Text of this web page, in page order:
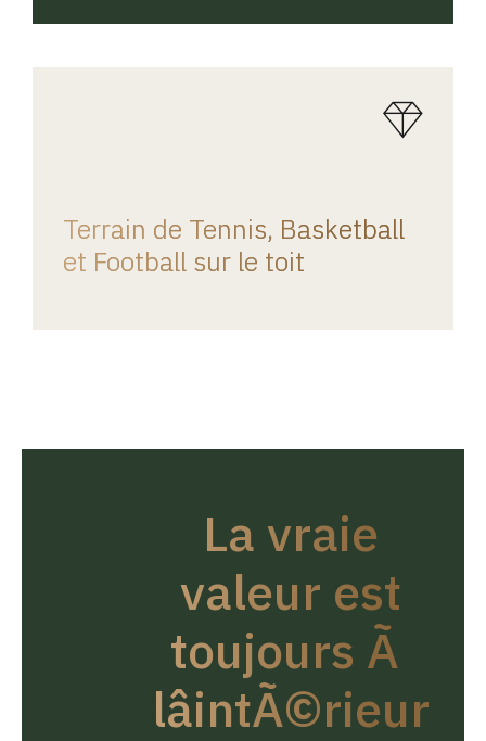
Terrain de Tennis, Basketball
et Football sur le toit
La vraie
valeur est
toujours Ã
lâintÃ©rieur